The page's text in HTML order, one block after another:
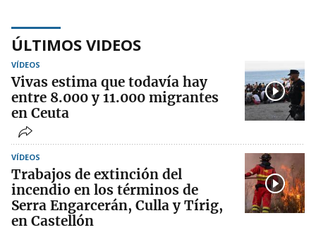
ÚLTIMOS VIDEOS
VÍDEOS
Vivas estima que todavía hay
entre 8.000 y 11.000 migrantes
en Ceuta
VÍDEOS
Trabajos de extinción del
incendio en los términos de
Serra Engarcerán, Culla y Tírig,
en Castellón